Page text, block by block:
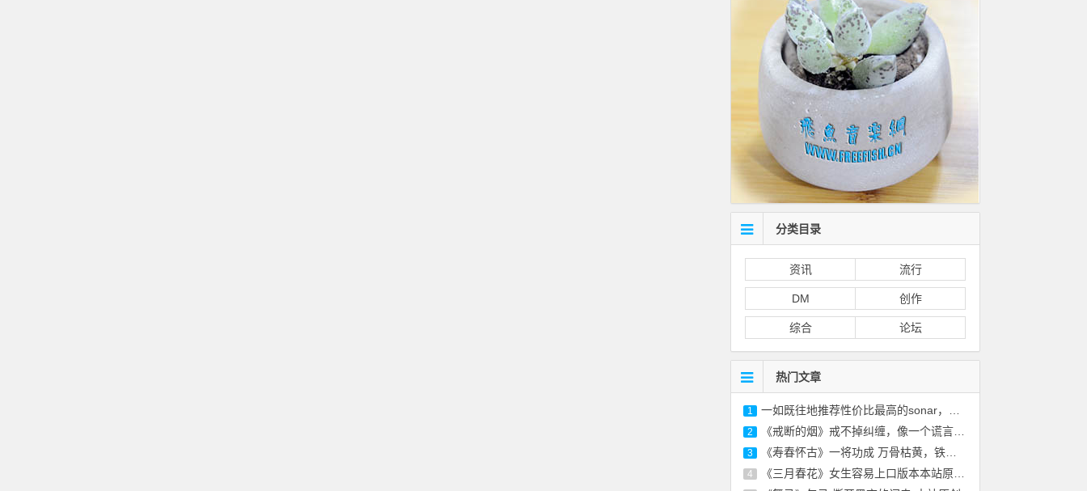
分类目录
资讯 流行
DM 创作
综合 论坛
热门文章
1 一如既往地推荐性价比最高的sonar，免费的正
2 《戒断的烟》戒不掉纠缠，像一个谎言-本站原
3 《寿春怀古》一将功成 万骨枯黄，铁衣化尘 风
4 《三月春花》女生容易上口版本本站原创 附